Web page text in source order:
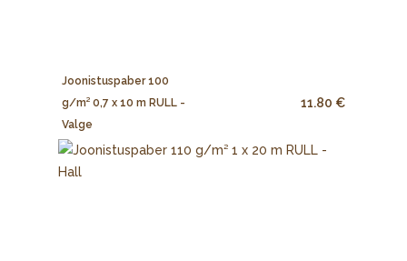
Joonistuspaber 100
g/m² 0,7 x 10 m RULL -
Valge
11.80 €